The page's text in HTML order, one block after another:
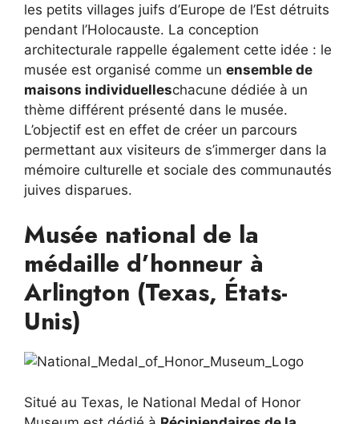
les petits villages juifs d’Europe de l’Est détruits
pendant l’Holocauste. La conception
architecturale rappelle également cette idée : le
musée est organisé comme un ensemble de
maisons individuelleschacune dédiée à un
thème différent présenté dans le musée.
L’objectif est en effet de créer un parcours
permettant aux visiteurs de s’immerger dans la
mémoire culturelle et sociale des communautés
juives disparues.
Musée national de la
médaille d’honneur à
Arlington (Texas, États-
Unis)
Situé au Texas, le National Medal of Honor